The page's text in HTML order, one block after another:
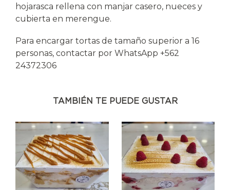
hojarasca rellena con manjar casero, nueces y
cubierta en merengue.
Para encargar tortas de tamaño superior a 16
personas, contactar por WhatsApp +562
24372306
TAMBIÉN TE PUEDE GUSTAR